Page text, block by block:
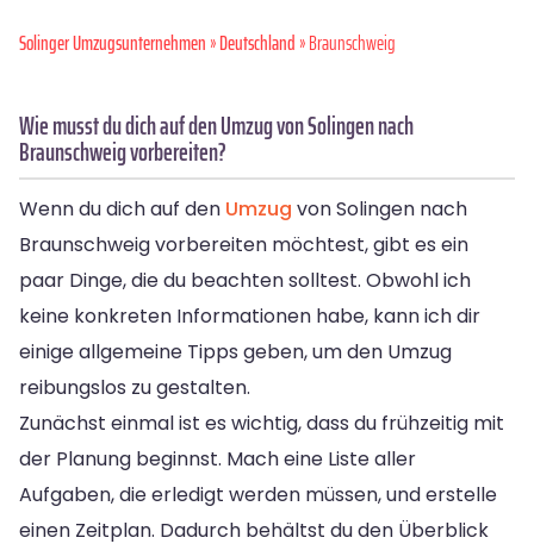
Solinger Umzugsunternehmen»Deutschland» Braunschweig
Wie musst du dich auf den Umzug von Solingen nach
Braunschweig vorbereiten?
Wenn du dich auf den Umzug von Solingen nach
Braunschweig vorbereiten möchtest, gibt es ein
paar Dinge, die du beachten solltest. Obwohl ich
keine konkreten Informationen habe, kann ich dir
einige allgemeine Tipps geben, um den Umzug
reibungslos zu gestalten.
Zunächst einmal ist es wichtig, dass du frühzeitig mit
der Planung beginnst. Mach eine Liste aller
Aufgaben, die erledigt werden müssen, und erstelle
einen Zeitplan. Dadurch behältst du den Überblick